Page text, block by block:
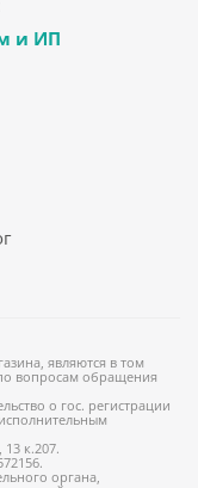
и ИП
являются в том
вопросам обращения
о гос. регистрации
к.207.
органа,